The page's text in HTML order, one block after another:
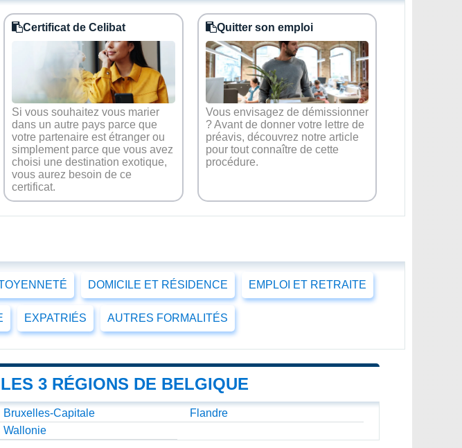
Certificat de Celibat
Si vous souhaitez vous marier
dans un autre pays parce que
votre partenaire est étranger ou
simplement parce que vous avez
choisi une destination exotique,
vous aurez besoin de ce
certificat.
Quitter son emploi
Vous envisagez de démissionner
? Avant de donner votre lettre de
préavis, découvrez notre article
pour tout connaître de cette
procédure.
DOMICILE ET RÉSIDENCE EMPLOI ET RETRAITE
EXPATRIÉS AUTRES FORMALITÉS
LES 3 RÉGIONS DE BELGIQUE
Bruxelles-Capitale
Flandre
Wallonie